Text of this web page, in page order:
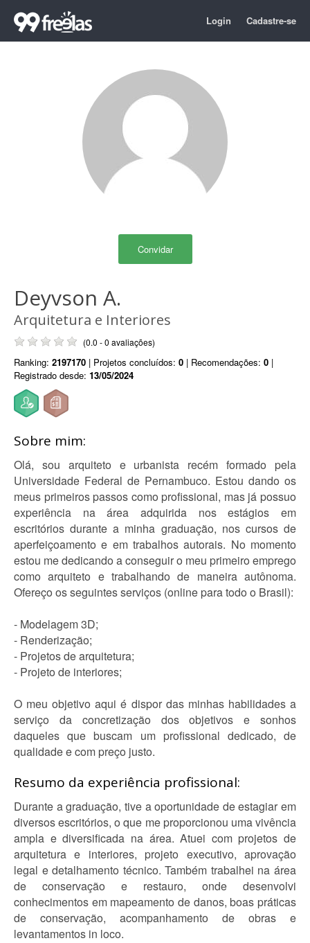
Login Cadastre-se
Convidar
Deyvson A.
Arquitetura e Interiores
(0.0 - 0 avaliações)
Ranking: 2197170 | Projetos concluídos: 0 | Recomendações: 0 |
Registrado desde: 13/05/2024
Sobre mim:
Olá, sou arquiteto e urbanista recém formado pela
Universidade Federal de Pernambuco. Estou dando os
meus primeiros passos como profissional, mas já possuo
experiência na área adquirida nos estágios em
escritórios durante a minha graduação, nos cursos de
aperfeiçoamento e em trabalhos autorais. No momento
estou me dedicando a conseguir o meu primeiro emprego
como arquiteto e trabalhando de maneira autônoma.
Ofereço os seguintes serviços (online para todo o Brasil):
- Modelagem 3D;
- Renderização;
- Projetos de arquitetura;
- Projeto de interiores;
O meu objetivo aqui é dispor das minhas habilidades a
serviço da concretização dos objetivos e sonhos
daqueles que buscam um profissional dedicado, de
qualidade e com preço justo.
Resumo da experiência profissional:
Durante a graduação, tive a oportunidade de estagiar em
diversos escritórios, o que me proporcionou uma vivência
ampla e diversificada na área. Atuei com projetos de
arquitetura e interiores, projeto executivo, aprovação
legal e detalhamento técnico. Também trabalhei na área
de conservação e restauro, onde desenvolvi
conhecimentos em mapeamento de danos, boas práticas
de conservação, acompanhamento de obras e
levantamentos in loco.